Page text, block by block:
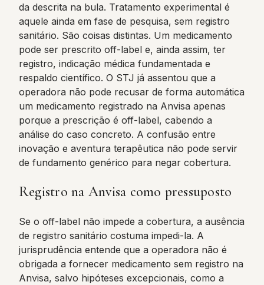
da descrita na bula. Tratamento experimental é
aquele ainda em fase de pesquisa, sem registro
sanitário. São coisas distintas. Um medicamento
pode ser prescrito off-label e, ainda assim, ter
registro, indicação médica fundamentada e
respaldo científico. O STJ já assentou que a
operadora não pode recusar de forma automática
um medicamento registrado na Anvisa apenas
porque a prescrição é off-label, cabendo a
análise do caso concreto. A confusão entre
inovação e aventura terapêutica não pode servir
de fundamento genérico para negar cobertura.
Registro na Anvisa como pressuposto
Se o off-label não impede a cobertura, a ausência
de registro sanitário costuma impedi-la. A
jurisprudência entende que a operadora não é
obrigada a fornecer medicamento sem registro na
Anvisa, salvo hipóteses excepcionais, como a